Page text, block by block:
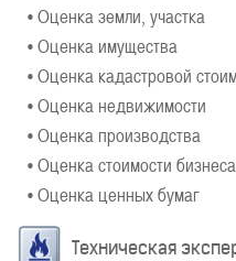
• Оценка земли, участка
• Оценка имущества
• Оценка кадастровой
• Оценка недвижимости
• Оценка производства
• Оценка стоимости бизнеса
• Оценка ценных бумаг
Техническая